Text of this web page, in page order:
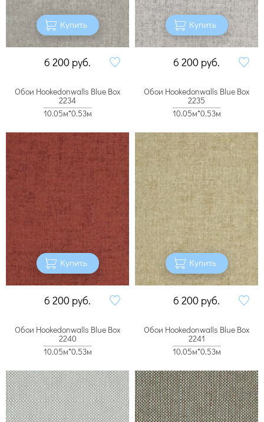
Купить
6 200 руб.
Купить
6 200 руб.
Обои Hookedonwalls Blue Box
2234
10.05м*0.53м
Купить
6 200 руб.
Обои Hookedonwalls Blue Box
2235
10.05м*0.53м
Купить
6 200 руб.
Обои Hookedonwalls Blue Box
2240
10.05м*0.53м
Обои Hookedonwalls Blue Box
2241
10.05м*0.53м